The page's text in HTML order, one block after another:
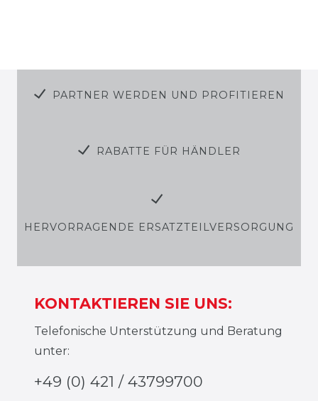
PARTNER WERDEN UND PROFITIEREN
RABATTE FÜR HÄNDLER
HERVORRAGENDE ERSATZTEILVERSORGUNG
KONTAKTIEREN SIE UNS:
Telefonische Unterstützung und Beratung
unter:
+49 (0) 421 / 43799700